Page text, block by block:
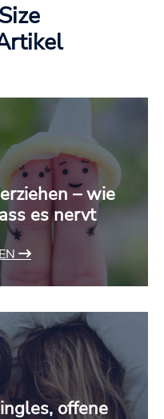
– wie
es nervt
offene